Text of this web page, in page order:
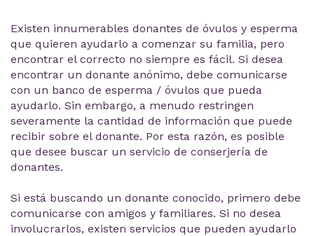
Existen innumerables donantes de óvulos y esperma
que quieren ayudarlo a comenzar su familia, pero
encontrar el correcto no siempre es fácil. Si desea
encontrar un donante anónimo, debe comunicarse
con un banco de esperma / óvulos que pueda
ayudarlo. Sin embargo, a menudo restringen
severamente la cantidad de información que puede
recibir sobre el donante. Por esta razón, es posible
que desee buscar un servicio de conserjería de
donantes.
Si está buscando un donante conocido, primero debe
comunicarse con amigos y familiares. Si no desea
involucrarlos, existen servicios que pueden ayudarlo